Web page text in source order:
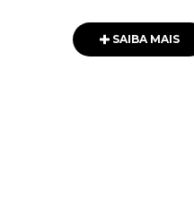
SAIBA MAIS